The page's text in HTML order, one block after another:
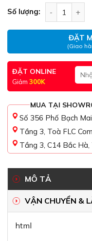
Số lượng:
ĐẶT
(Giao
ĐẶT ONLINE
Giảm 300K
MUA TẠI
Số 356 Phố Bạch
Tầng 3, Toà FLC
Tầng 3, C14 Bắc
MÔ TẢ
VẬN CHUYỂN &
html